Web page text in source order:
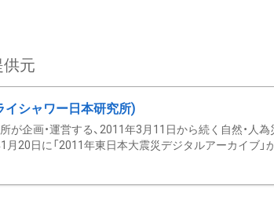
元
イシャワー日本研究所)
が企画・運営する、2011年3月11日から続く自然・人為
20日に「2011年東日本大震災デジタルアーカイブ」